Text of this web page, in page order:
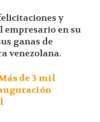
y
empresario en su
ganas de
venezolana.
de 3 mil